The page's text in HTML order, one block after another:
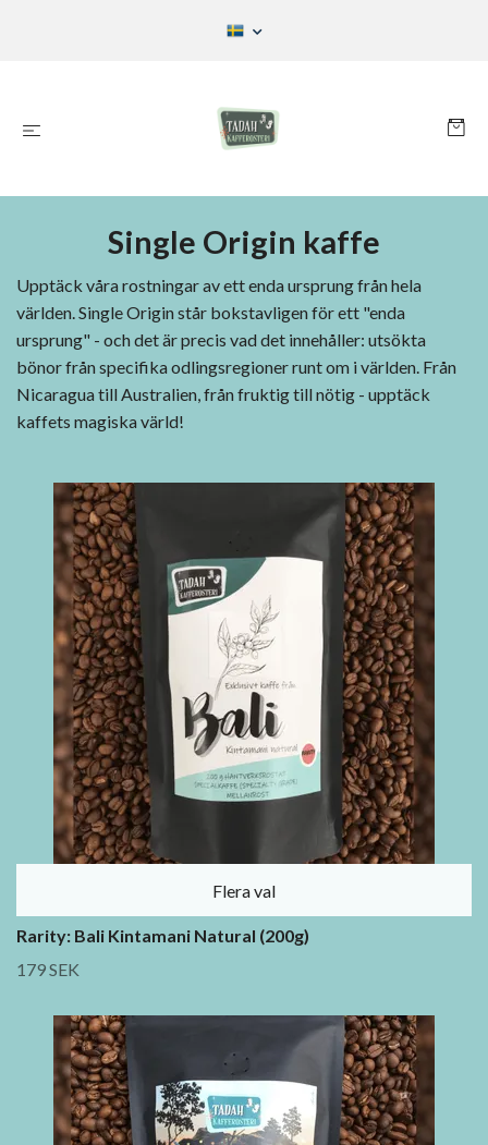
Single Origin kaffe
Upptäck våra rostningar av ett enda ursprung från hela
världen.Single Origin står bokstavligen för ett "enda
ursprung" - och det är precis vad det innehåller: utsökta
bönor från specifika odlingsregioner runt om i världen. Från
Nicaragua till Australien, från fruktig till nötig - upptäck
kaffets magiska värld!
Flera val
Rarity: Bali Kintamani Natural (200g)
179 SEK